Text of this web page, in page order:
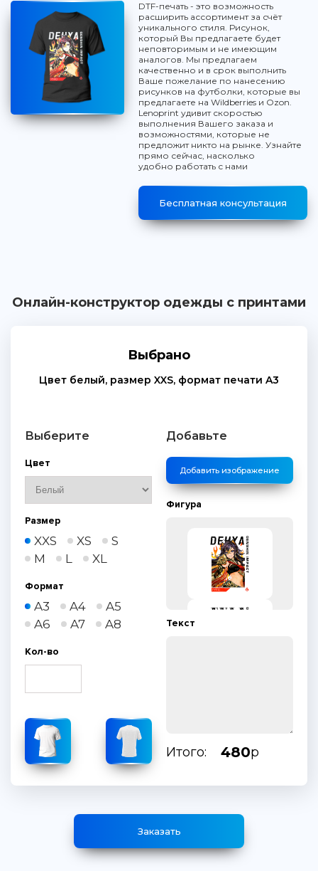
DTF-печать - это возможность
расширить ассортимент за счёт
уникального стиля. Рисунок,
который Вы предлагаете будет
неповторимым и не имеющим
аналогов. Мы предлагаем
качественно и в срок выполнить
Ваше пожелание по нанесению
рисунков на футболки, которые вы
предлагаете на Wildberries и Ozon.
Lenoprint удивит скоростью
выполнения Вашего заказа и
возможностями, которые не
предложит никто на рынке. Узнайте
прямо сейчас, насколько
удобно работать с нами
Бесплатная консультация
Онлайн-конструктор одежды с принтами
Выбрано
Цвет белый, размер XXS, формат печати A3
Выберите
Цвет
Размер
XXS XS
S
M
L XL
Формат
A3 A4
A5
A6
A7 A8
Кол-во
Добавьте
Добавить изображение
Фигура
Текст
Итого: 480р